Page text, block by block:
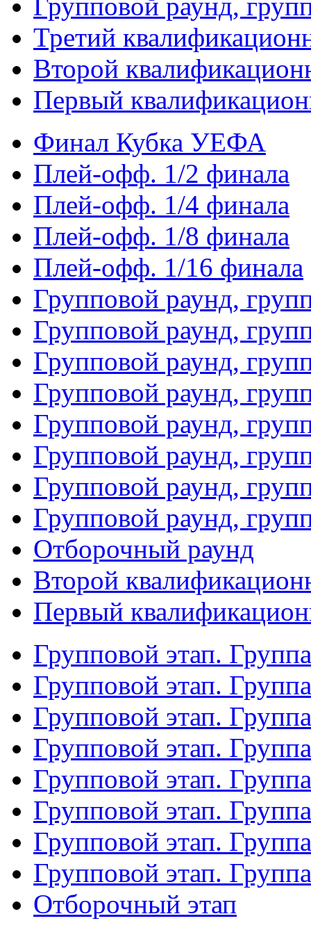
Третий
Второй
Первый
Финал Кубка УЕФА
Плей-офф. 1/2 финала
Плей-офф. 1/4 финала
Плей-офф. 1/8 финала
Плей-офф. 1/16 финала
Групповой раунд,
Групповой раунд,
Групповой раунд,
Групповой раунд,
Групповой раунд,
Групповой раунд,
Групповой раунд,
Групповой раунд,
Отборочный раунд
Второй
Первый
Групповой этап.
Групповой этап.
Групповой этап.
Групповой этап.
Групповой этап.
Групповой этап.
Групповой этап.
Групповой этап.
Отборочный этап